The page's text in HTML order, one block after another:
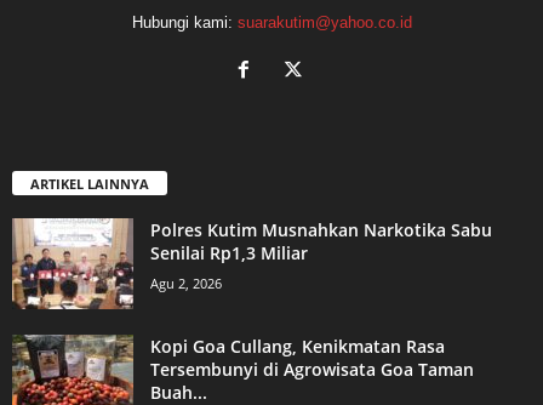
Hubungi kami: suarakutim@yahoo.co.id
ARTIKEL LAINNYA
Polres Kutim Musnahkan Narkotika Sabu
Senilai Rp1,3 Miliar
Agu 2, 2026
Kopi Goa Cullang, Kenikmatan Rasa
Tersembunyi di Agrowisata Goa Taman
Buah...